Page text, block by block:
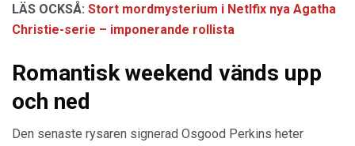
LÄS OCKSÅ: Stort mordmysterium i Netlfix nya Agatha
Christie-serie – imponerande rollista
Romantisk weekend vänds upp
och ned
Den senaste rysaren signerad Osgood Perkins heter